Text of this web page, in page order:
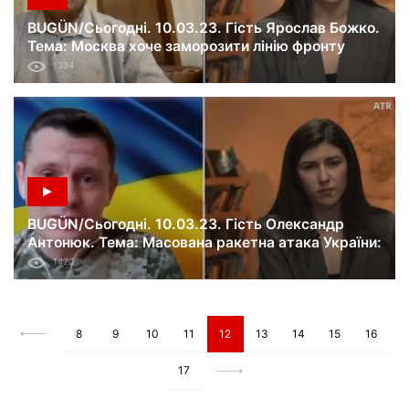
BUGÜN/Сьогодні. 10.03.23. Гість Ярослав Божко.
Тема: Москва хоче заморозити лінію фронту
напередодні наступу ВСУ. Чим це небезпечно?
1394
BUGÜN/Сьогодні. 10.03.23. Гість Олександр
Антонюк. Тема: Масована ракетна атака України:
чого цього разу хоче досягти Росія?
1420
8 9 10 11 12 13 14 15 16
17